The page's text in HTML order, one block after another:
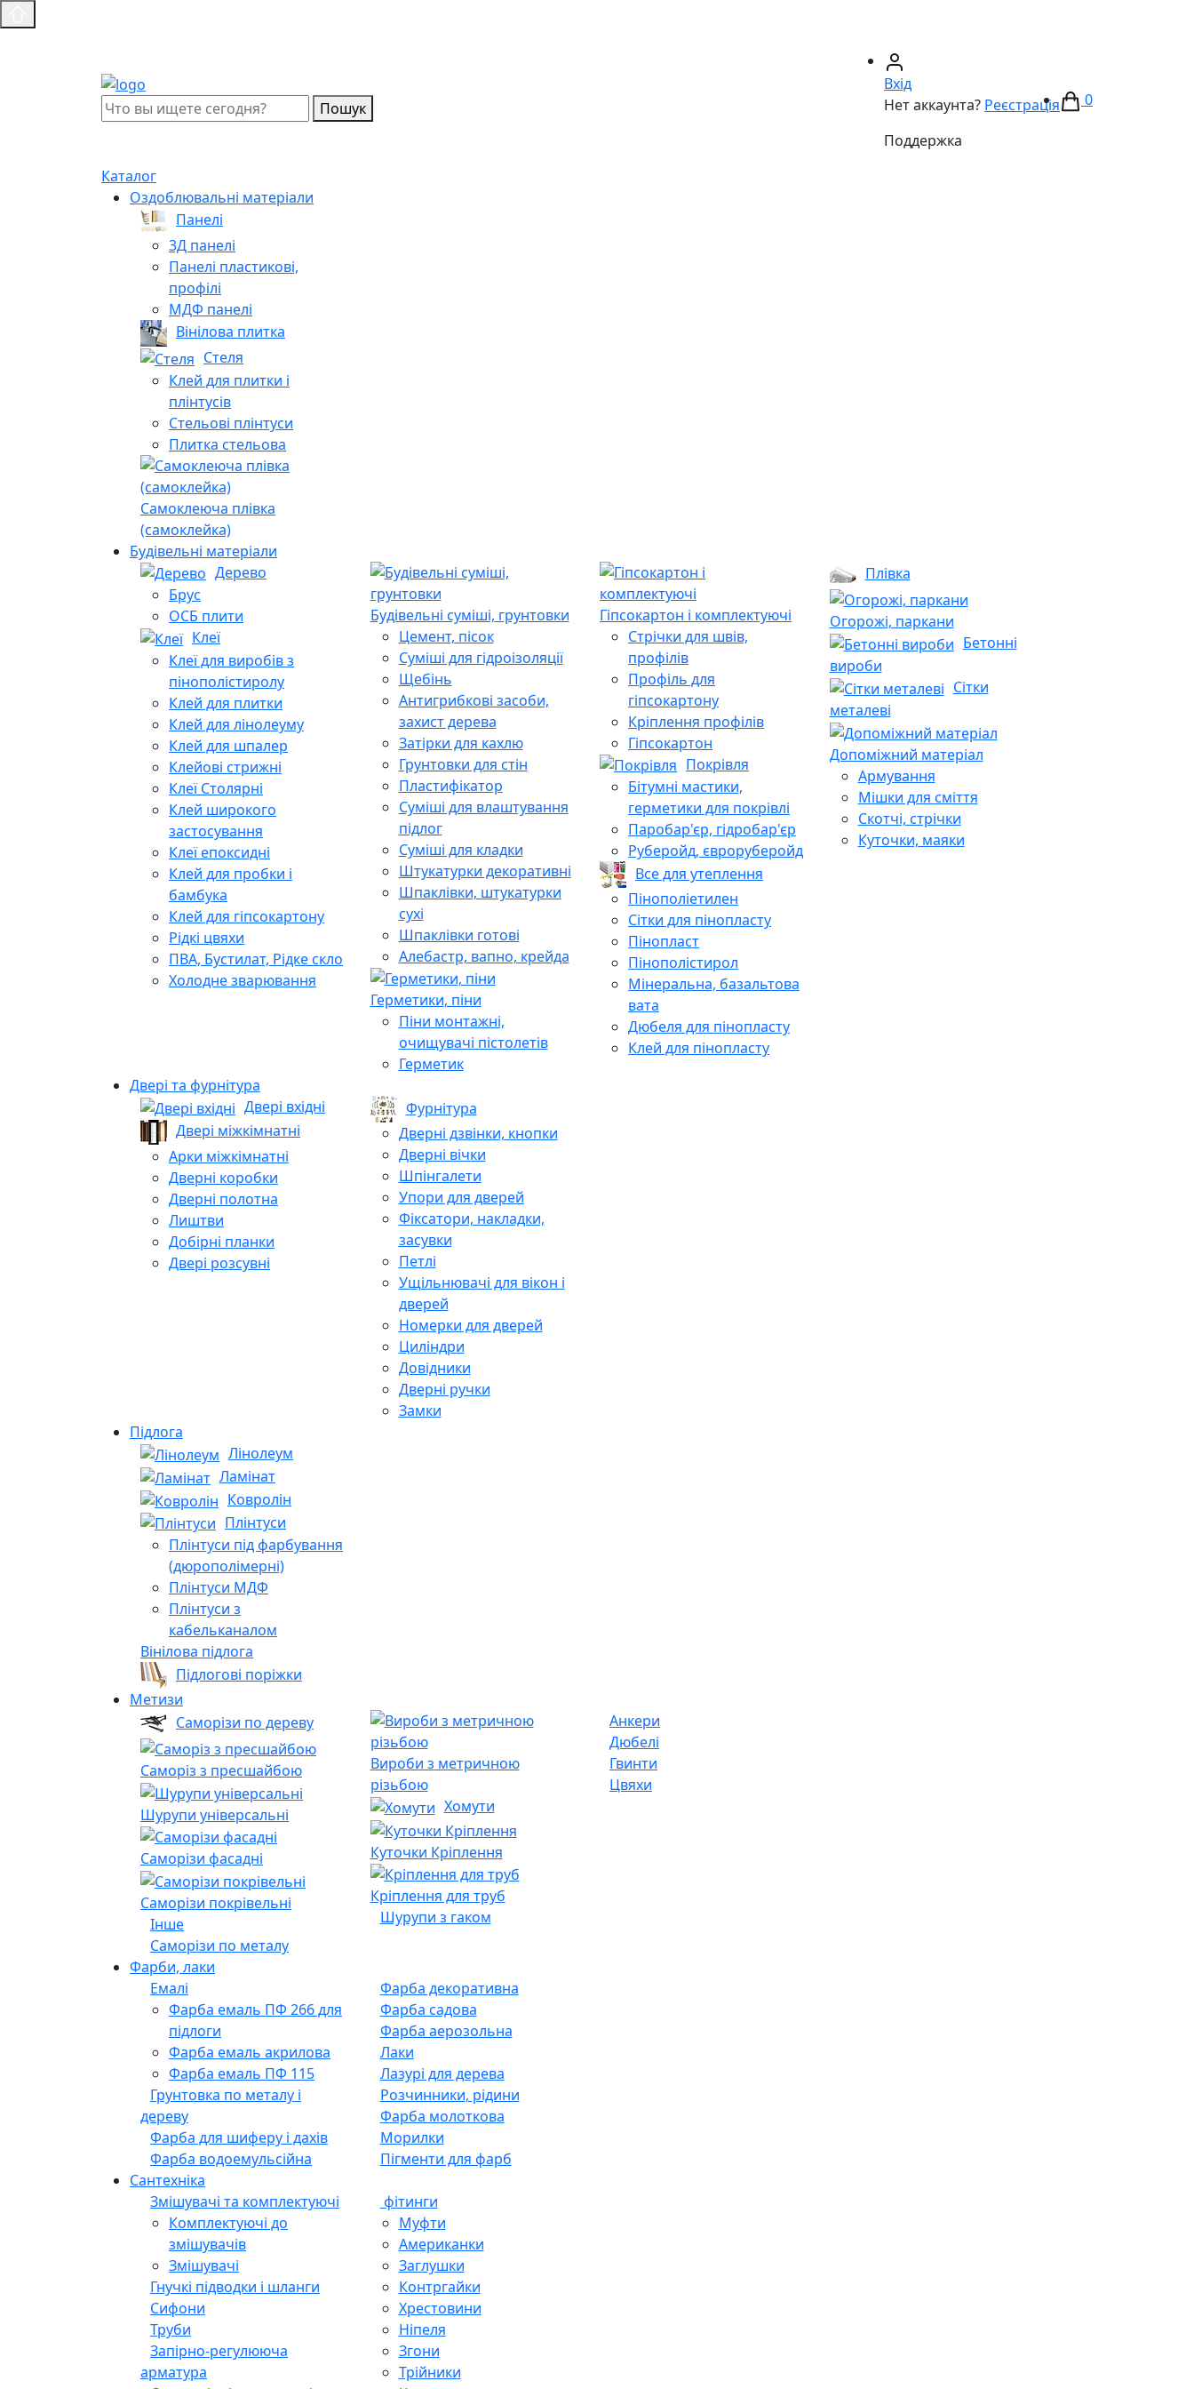
Пошук
Вхід
Нет аккаунта? Реєстрація
Поддержка
0
Каталог
Оздоблювальні матеріали
Панелі
3Д панелі
Панелі пластикові,
профілі
МДФ панелі
Вінілова плитка
Стеля
Клей для плитки і
плінтусів
Стельові плінтуси
Плитка стельова
Самоклеюча плівка
(самоклейка)
Будівельні матеріали
Дерево
Брус
ОСБ плити
Клеї
Клеї для виробів з
пінополістиролу
Клей для плитки
Клей для лінолеуму
Клей для шпалер
Клейові стрижні
Клеї Столярні
Клей широкого
застосування
Клеї епоксидні
Клей для пробки і
бамбука
Клей для гіпсокартону
Рідкі цвяхи
ПВА, Бустилат, Рідке скло
Холодне зварювання
Будівельні суміші, грунтовки
Цемент, пісок
Суміші для гідроізоляції
Щебінь
Антигрибкові засоби,
захист дерева
Затірки для кахлю
Грунтовки для стін
Пластифікатор
Суміші для влаштування
підлог
Суміші для кладки
Штукатурки декоративні
Шпаклівки, штукатурки
сухі
Шпаклівки готові
Алебастр, вапно, крейда
Герметики, піни
Піни монтажні,
очищувачі пістолетів
Герметик
Гіпсокартон і комплектуючі
Стрічки для швів,
профілів
Профіль для
гіпсокартону
Кріплення профілів
Гіпсокартон
Покрівля
Бітумні мастики,
герметики для покрівлі
Паробар'єр, гідробар'єр
Руберойд, євроруберойд
Все для утеплення
Пінополіетилен
Сітки для пінопласту
Пінопласт
Пінополістирол
Мінеральна, базальтова
вата
Дюбеля для пінопласту
Клей для пінопласту
Плівка
Огорожі, паркани
Бетонні
вироби
Сітки
металеві
Допоміжний матеріал
Армування
Мішки для сміття
Скотчі, стрічки
Куточки, маяки
Двері та фурнітура
Двері вхідні
Двері міжкімнатні
Арки міжкімнатні
Дверні коробки
Дверні полотна
Лиштви
Добірні планки
Двері розсувні
Фурнітура
Дверні дзвінки, кнопки
Дверні вічки
Шпінгалети
Упори для дверей
Фіксатори, накладки,
засувки
Петлі
Ущільнювачі для вікон і
дверей
Номерки для дверей
Циліндри
Довідники
Дверні ручки
Замки
Підлога
Лінолеум
Ламінат
Ковролін
Плінтуси
Плінтуси під фарбування
(дюрополімерні)
Плінтуси МДФ
Плінтуси з
кабельканалом
Вінілова підлога
Підлогові поріжки
Метизи
Саморізи по дереву
Саморіз з пресшайбою
Шурупи універсальні
Саморізи фасадні
Саморізи покрівельні
Інше
Саморізи по металу
Вироби з метричною
різьбою
Хомути
Куточки Кріплення
Кріплення для труб
Шурупи з гаком
Анкери
Дюбелі
Гвинти
Цвяхи
Фарби, лаки
Емалі
Фарба емаль ПФ 266 для
підлоги
Фарба емаль акрилова
Фарба емаль ПФ 115
Грунтовка по металу і
дереву
Фарба для шиферу і дахів
Фарба водоемульсійна
Фарба декоративна
Фарба садова
Фарба аерозольна
Лаки
Лазурі для дерева
Розчинники, рідини
Фарба молоткова
Морилки
Пігменти для фарб
Сантехніка
Змішувачі та комплектуючі
Комплектуючі до
змішувачів
Змішувачі
Гнучкі підводки і шланги
Сифони
Труби
Запірно-регулююча
арматура
фітинги
Муфти
Американки
Заглушки
Контргайки
Хрестовини
Ніпеля
Згони
Трійники